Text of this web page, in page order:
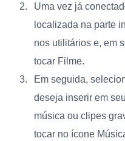
Uma vez já
localizada na parte
nos utilitários e, em
tocar Filme.
Em seguida,
deseja inserir em
música ou clipes
tocar no ícone